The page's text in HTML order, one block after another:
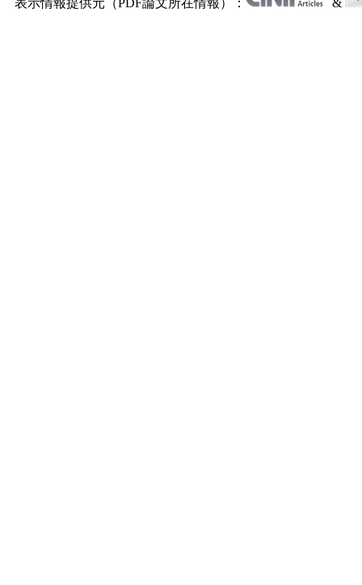
表示情報提供元（PDF論文所在情報）： &